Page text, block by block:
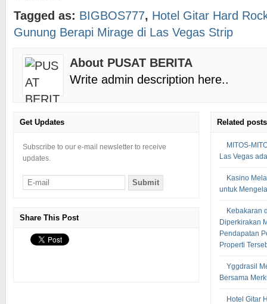
Tagged as: BIGBOS777, Hotel Gitar Hard
Gunung Berapi Mirage di Las Vegas Strip
About PUSAT BERITA
Write admin description here..
Get Updates
Subscribe to our e-mail newsletter to receive
updates.
Share This Post
Related posts
MITOS-
Las Vegas
Kasino
untuk
Kebakaran
Diperkirakan
Pendapatan
Properti
Yggdrasil
Bersama
Hotel Gitar